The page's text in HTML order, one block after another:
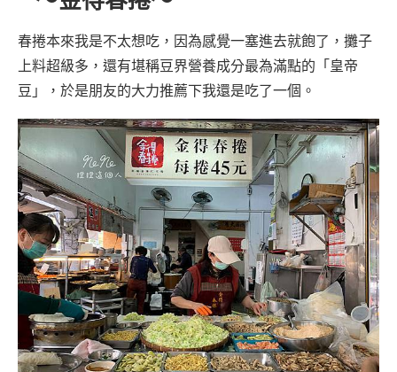
春捲本來我是不太想吃，因為感覺一塞進去就飽了，攤子
上料超級多，還有堪稱豆界營養成分最為滿點的「皇帝
豆」，於是朋友的大力推薦下我還是吃了一個。